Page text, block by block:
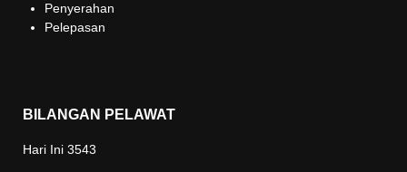
Penyerahan
Pelepasan
BILANGAN PELAWAT
Hari Ini 3543